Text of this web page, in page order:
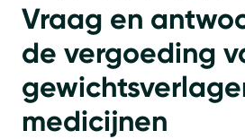
Vraag en
de vergoeding
medicijnen